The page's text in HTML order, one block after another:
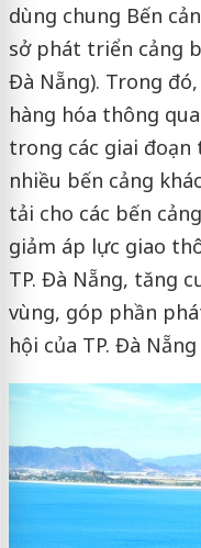
dùng chung Bến
sở phát triển cảng
Đà Nẵng). Trong
hàng hóa thông
trong các giai
nhiều bến cảng
tải cho các bến
giảm áp lực giao
TP. Đà Nẵng, tăng
vùng, góp phần
hội của TP. Đà